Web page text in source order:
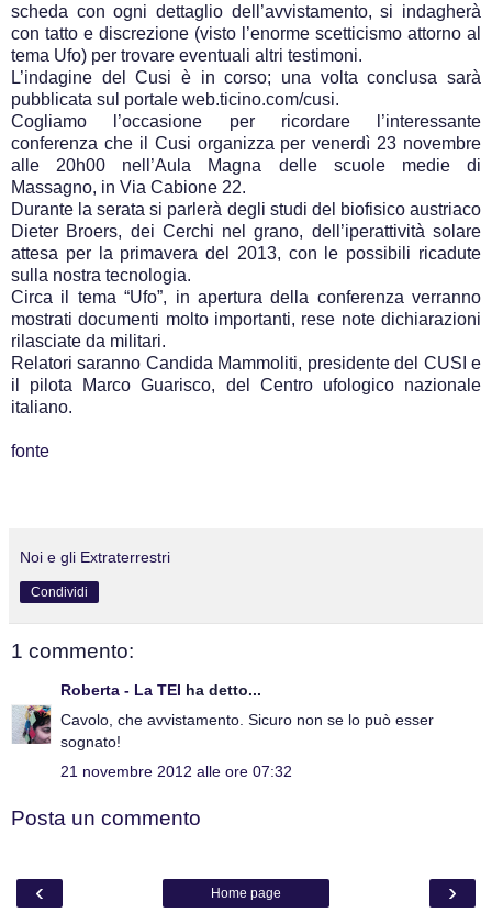
scheda con ogni dettaglio dell’avvistamento, si indagherà
con tatto e discrezione (visto l’enorme scetticismo attorno al
tema Ufo) per trovare eventuali altri testimoni.
L’indagine del Cusi è in corso; una volta conclusa sarà
pubblicata sul portale web.ticino.com/cusi.
Cogliamo l’occasione per ricordare l’interessante
conferenza che il Cusi organizza per venerdì 23 novembre
alle 20h00 nell’Aula Magna delle scuole medie di
Massagno, in Via Cabione 22.
Durante la serata si parlerà degli studi del biofisico austriaco
Dieter Broers, dei Cerchi nel grano, dell’iperattività solare
attesa per la primavera del 2013, con le possibili ricadute
sulla nostra tecnologia.
Circa il tema “Ufo”, in apertura della conferenza verranno
mostrati documenti molto importanti, rese note dichiarazioni
rilasciate da militari.
Relatori saranno Candida Mammoliti, presidente del CUSI e
il pilota Marco Guarisco, del Centro ufologico nazionale
italiano.
fonte
Noi e gli Extraterrestri
Condividi
1 commento:
Roberta - La TEI ha detto...
Cavolo, che avvistamento. Sicuro non se lo può esser
sognato!
21 novembre 2012 alle ore 07:32
Posta un commento
‹ ›
Home page